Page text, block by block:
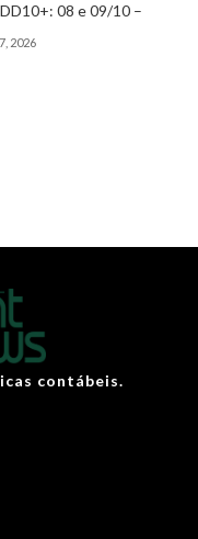
08 e 09/10 –
2026
contábeis.